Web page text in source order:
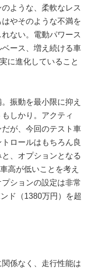
ような、柔軟なレス
やそのような不満を
ない。電動パワース
ース、増え続ける車
に進化していること
振動を最小限に抑え
しかり。アクティ
が、今回のテスト車
ロールはもちろん良
、オプションとなる
高が低いことを考え
ションの設定は非常
ド（1380万円）を超
係なく、走行性能は